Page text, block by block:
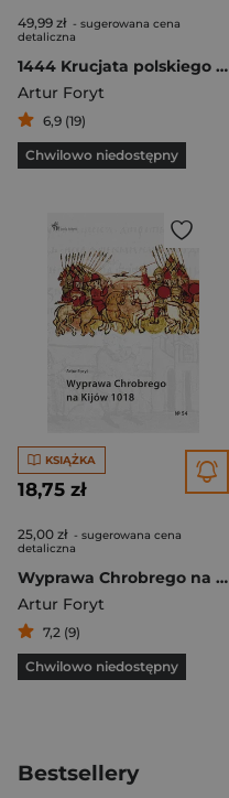
49,99 zł - sugerowana cena
detaliczna
1444 Krucjata polskiego króla
Artur Foryt
6,9 (19)
Chwilowo niedostępny
KSIĄŻKA
18,75 zł
25,00 zł - sugerowana cena
detaliczna
Wyprawa Chrobrego na Kijów 1018
Artur Foryt
7,2 (9)
Chwilowo niedostępny
Bestsellery